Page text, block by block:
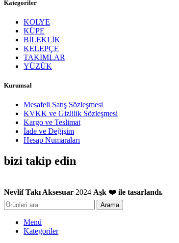
Kategoriler
KOLYE
KÜPE
BİLEKLİK
KELEPÇE
TAKIMLAR
YÜZÜK
Kurumsal
Mesafeli Satış Sözleşmesi
KVKK ve Gizlilik Sözleşmesi
Kargo ve Teslimat
İade ve Değişim
Hesap Numaraları
bizi takip edin
Nevlif Takı Aksesuar 2024 Aşk ❤️ ile tasarlandı.
Arama
Menü
Kategoriler